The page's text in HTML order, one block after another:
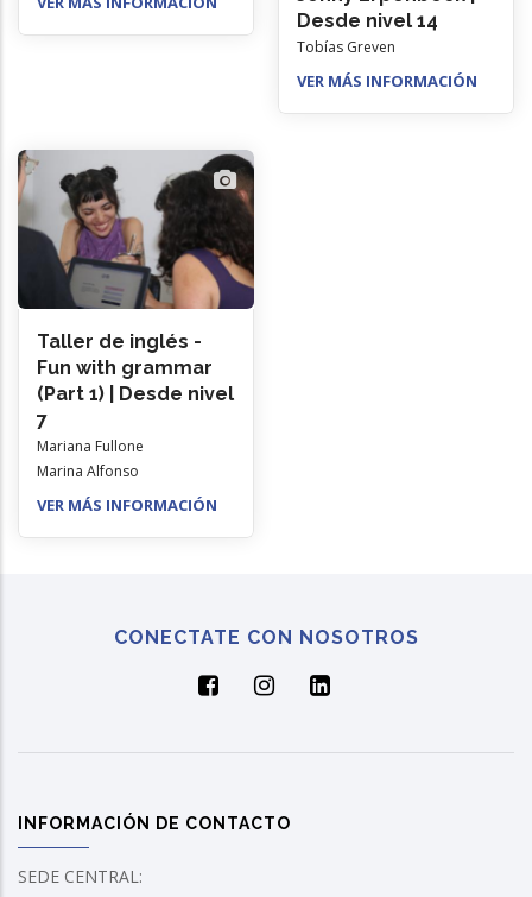
Desde nivel 14
Tobías Greven
VER MÁS INFORMACIÓN
Taller de inglés -
Fun with grammar
(Part 1) | Desde nivel
7
Mariana Fullone
Marina Alfonso
VER MÁS INFORMACIÓN
CONECTATE CON NOSOTROS
INFORMACIÓN DE CONTACTO
SEDE CENTRAL: